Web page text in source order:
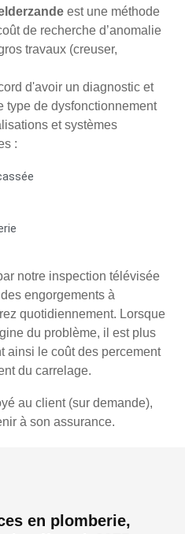
est une méthode
de recherche d’anomalie
travaux (creuser,
d'avoir un diagnostic et
type de dysfonctionnement
et systèmes
:
notre inspection télévisée
engorgements à
quotidiennement. Lorsque
du problème, il est plus
ainsi le coût des percement
du carrelage.
au client (sur demande),
à son assurance.
en plomberie,